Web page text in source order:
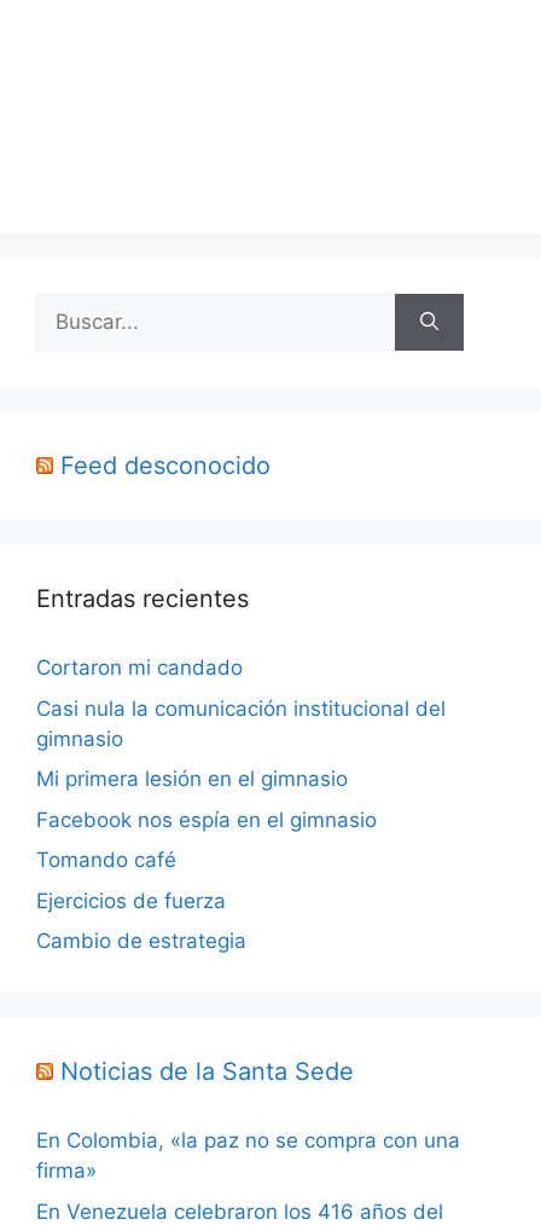
Buscar:
Feed desconocido
Entradas recientes
Cortaron mi candado
Casi nula la comunicación institucional del
gimnasio
Mi primera lesión en el gimnasio
Facebook nos espía en el gimnasio
Tomando café
Ejercicios de fuerza
Cambio de estrategia
Noticias de la Santa Sede
En Colombia, «la paz no se compra con una
firma»
En Venezuela celebraron los 416 años del